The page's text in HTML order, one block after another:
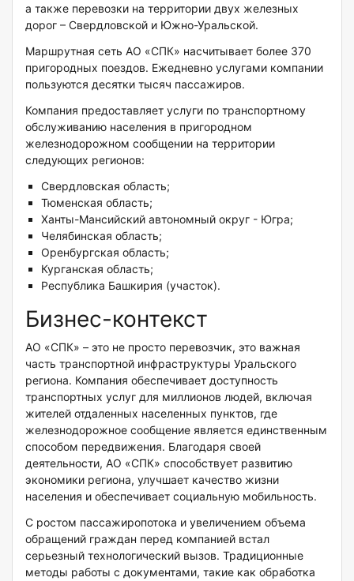
а также перевозки на территории двух железных
дорог – Свердловской и Южно-Уральской.
Маршрутная сеть АО «СПК» насчитывает более 370
пригородных поездов. Ежедневно услугами компании
пользуются десятки тысяч пассажиров.
Компания предоставляет услуги по транспортному
обслуживанию населения в пригородном
железнодорожном сообщении на территории
следующих регионов:
Свердловская область;
Тюменская область;
Ханты-Мансийский автономный округ - Югра;
Челябинская область;
Оренбургская область;
Курганская область;
Республика Башкирия (участок).
Бизнес-контекст
АО «СПК» – это не просто перевозчик, это важная
часть транспортной инфраструктуры Уральского
региона. Компания обеспечивает доступность
транспортных услуг для миллионов людей, включая
жителей отдаленных населенных пунктов, где
железнодорожное сообщение является единственным
способом передвижения. Благодаря своей
деятельности, АО «СПК» способствует развитию
экономики региона, улучшает качество жизни
населения и обеспечивает социальную мобильность.
С ростом пассажиропотока и увеличением объема
обращений граждан перед компанией встал
серьезный технологический вызов. Традиционные
методы работы с документами, такие как обработка